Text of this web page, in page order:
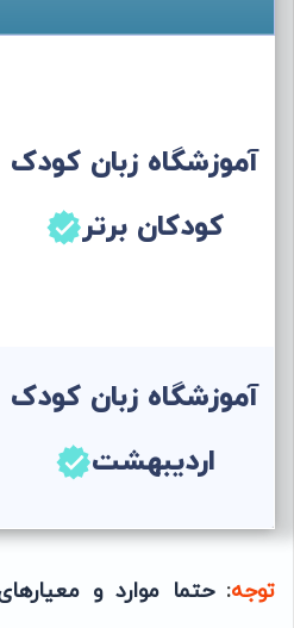
آموزشگاه زبان کودک
کودکان برتر
آموزشگاه زبان کودک
اردیبهشت
توجه:حتما موارد و